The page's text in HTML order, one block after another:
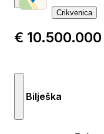
Crikvenica
€ 10.500.000
Bilješka